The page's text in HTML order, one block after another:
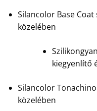
Silancolor Base
közelében
kiegyenlítő
Silancolor
közelében